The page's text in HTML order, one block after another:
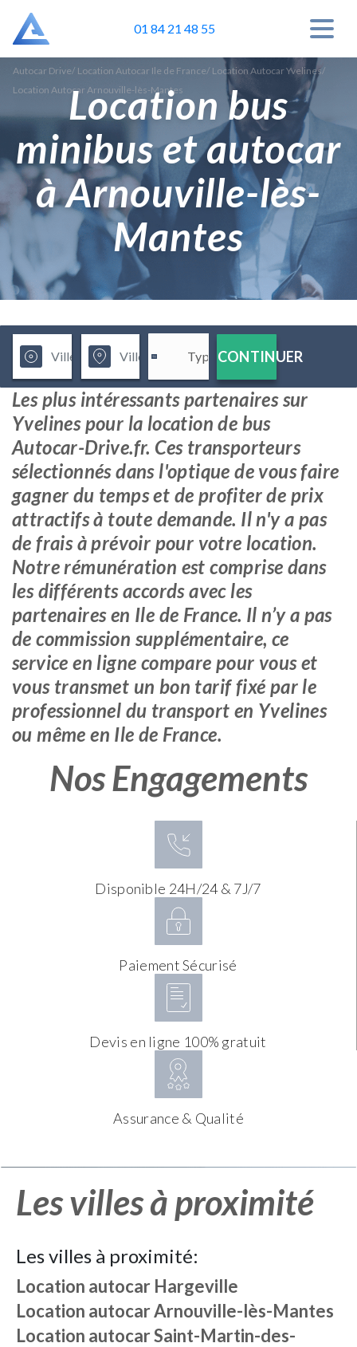
01 84 21 48 55
Autocar Drive/ Location Autocar Ile de France/ Location Autocar Yvelines/
Location Autocar Arnouville-lès-Mantes
Location bus
minibus et autocar
à Arnouville-lès-
Mantes
CONTINUER
Les plus intéressants partenaires sur
Yvelines pour la location de bus
Autocar-Drive.fr. Ces transporteurs
sélectionnés dans l'optique de vous faire
gagner du temps et de profiter de prix
attractifs à toute demande. Il n'y a pas
de frais à prévoir pour votre location.
Notre rémunération est comprise dans
les différents accords avec les
partenaires en Ile de France. Il n’y a pas
de commission supplémentaire, ce
service en ligne compare pour vous et
vous transmet un bon tarif fixé par le
professionnel du transport en Yvelines
ou même en Ile de France.
Nos Engagements
Disponible 24H/24 & 7J/7
Paiement Sécurisé
Devis en ligne 100% gratuit
Assurance & Qualité
Les villes à proximité
Les villes à proximité:
Location autocar Hargeville
Location autocarArnouville-lès-Mantes
Location autocarSaint-Martin-des-